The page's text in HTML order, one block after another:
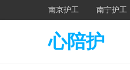
南京护工 南宁护工
心陪护